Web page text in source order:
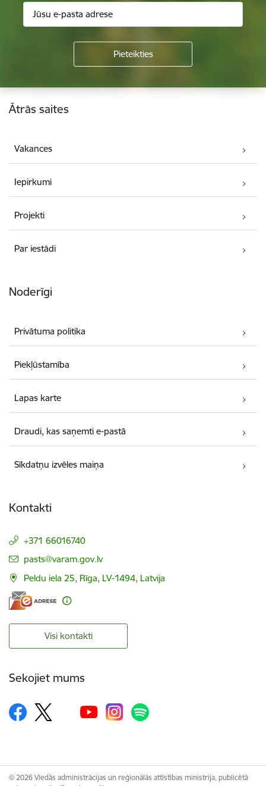
Kājene
Ātrās saites
Vakances
Iepirkumi
Projekti
Par iestādi
Noderīgi
Privātuma politika
Piekļūstamība
Lapas karte
Draudi, kas saņemti e-pastā
Sīkdatņu izvēles maiņa
Kontakti
+371 66016740
E-pasts:
pasts@varam.gov.lv
Peldu iela 25, Rīga, LV-1494, Latvija
Visi kontakti
Sekojiet mums
© 2026 Viedās administrācijas un reģionālās attīstības ministrija, publicētā